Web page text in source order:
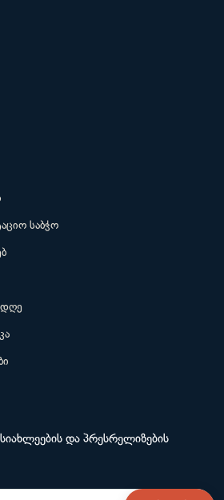
საბჭო
და პრესრელიზების